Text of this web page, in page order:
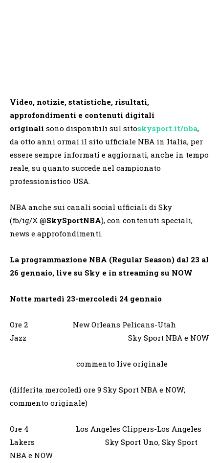
Video, notizie, statistiche, risultati,
approfondimenti e contenuti digitali
originali sono disponibili sul sitoskysport.it/nba,
da otto anni ormai il sito ufficiale NBA in Italia, per
essere sempre informati e aggiornati, anche in tempo
reale, su quanto succede nel campionato
professionistico USA.
NBA anche sui canali social ufficiali di Sky
(fb/ig/X @SkySportNBA), con contenuti speciali,
news e approfondimenti.
La programmazione NBA (Regular Season) dal 23 al
26 gennaio, live su Sky e in streaming su NOW
Notte martedì 23-mercoledì 24 gennaio
Ore 2 New Orleans Pelicans-Utah
Jazz Sky Sport NBA e NOW
commento live originale
(differita mercoledì ore 9 Sky Sport NBA e NOW;
commento originale)
Ore 4 Los Angeles Clippers-Los Angeles
Lakers Sky Sport Uno, Sky Sport
NBA e NOW